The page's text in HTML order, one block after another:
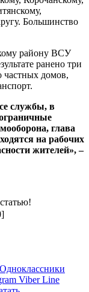
Большинство
району ВСУ
ранено три
частных домов,
службы, в
глава
на рабочих
жителей», –
]
Одноклассники
Viber Line